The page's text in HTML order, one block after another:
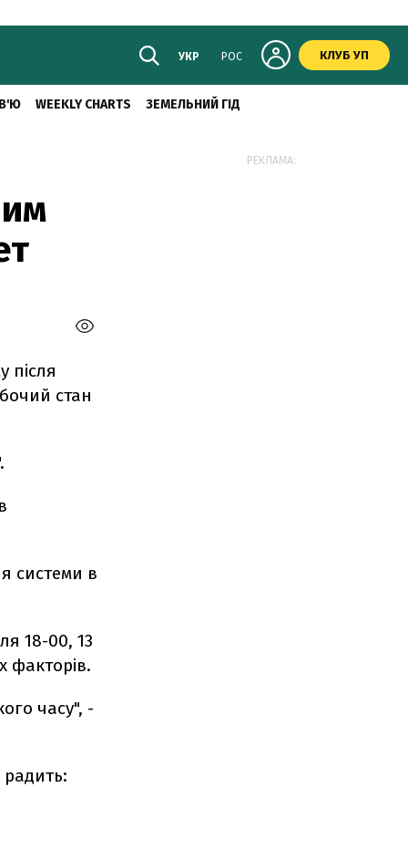
УКР РОС КЛУБ УП
WEEKLY CHARTS ЗЕМЕЛЬНИЙ ГІД
після
стан
системи в
18-00, 13
факторів.
часу", -
радить:
РЕКЛАМА: